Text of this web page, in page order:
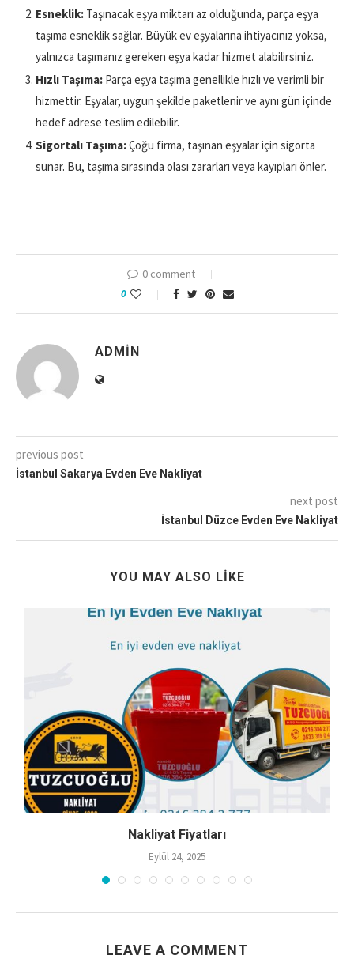
Esneklik: Taşınacak eşya miktarı az olduğunda, parça eşya
taşıma esneklik sağlar. Büyük ev eşyalarına ihtiyacınız yoksa,
yalnızca taşımanız gereken eşya kadar hizmet alabilirsiniz.
Hızlı Taşıma: Parça eşya taşıma genellikle hızlı ve verimli bir
hizmettir. Eşyalar, uygun şekilde paketlenir ve aynı gün içinde
hedef adrese teslim edilebilir.
Sigortalı Taşıma:Çoğu firma, taşınan eşyalar için sigorta
sunar. Bu, taşıma sırasında olası zararları veya kayıpları önler.
0 comment
0
ADMIN
previous post
İstanbul Sakarya Evden Eve Nakliyat
next post
İstanbul Düzce Evden Eve Nakliyat
YOU MAY ALSO LIKE
Nakliyat Fiyatları
Eylül 24, 2025
LEAVE A COMMENT